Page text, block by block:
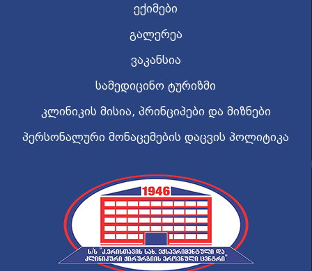
ექიმები
გალერეა
ვაკანსია
სამედიცინო ტურიზმი
კლინიკის მისია, პრინციპები და მიზნები
პერსონალური მონაცემების დაცვის პოლიტიკა